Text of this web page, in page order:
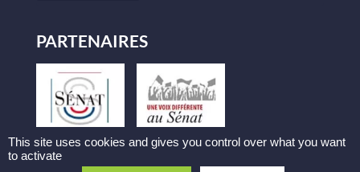
PARTENAIRES
This site uses cookies and gives you control over what you want
to activate